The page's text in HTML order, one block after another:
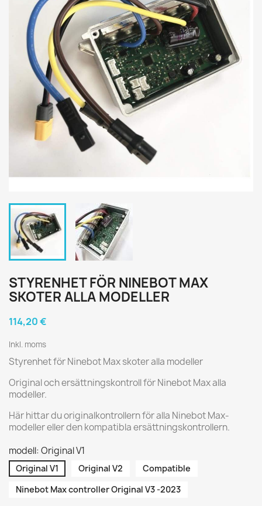
STYRENHET FÖR NINEBOT MAX
SKOTER ALLA MODELLER
114,20 €
Inkl. moms
Styrenhet för Ninebot Max skoter alla modeller
Original och ersättningskontroll för Ninebot Max alla
modeller.
Här hittar du originalkontrollern för alla Ninebot Max-
modeller eller den kompatibla ersättningskontrollern.
modell: Original V1
Original V1 Original V2
Compatible
Ninebot Max controller Original V3 -2023